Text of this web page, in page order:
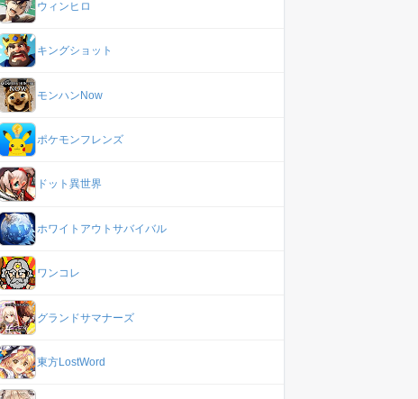
ウィンヒロ
キングショット
モンハンNow
ポケモンフレンズ
ドット異世界
ホワイトアウトサバイバル
ワンコレ
グランドサマナーズ
東方LostWord